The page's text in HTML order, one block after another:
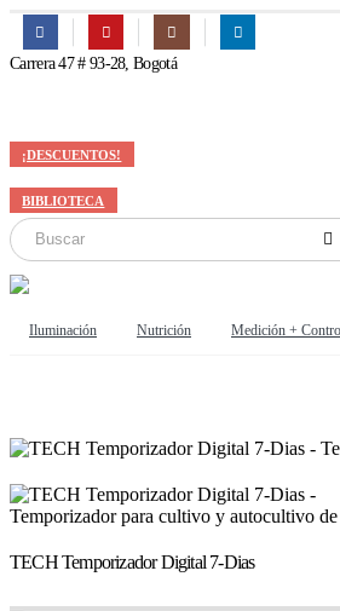
Carrera 47 # 93-28, Bogotá
¡DESCUENTOS!
BIBLIOTECA
Iluminación Nutrición Medición +
TECH Temporizador Digital 7-Dias